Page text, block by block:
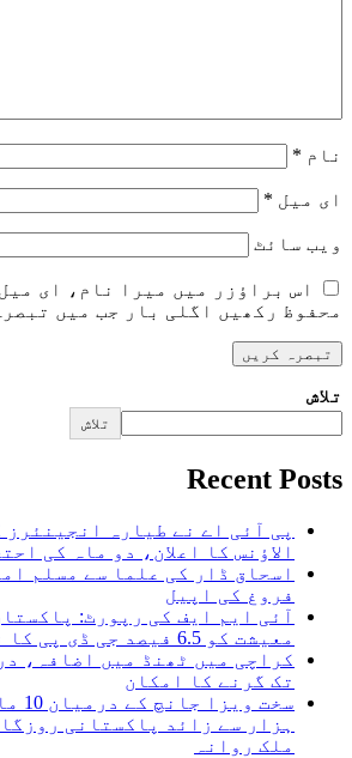
نام *
ای میل *
ویب‌ سائٹ
اس براؤزر میں میرا نام، ای
محفوظ رکھیں اگلی بار جب میں
تلاش
تلاش
Recent Posts
پی آئی اے نے طیارہ انجینئرز
الاؤنس کا اعلان، دو ماہ کی
اسحاق ڈار کی علما سے مسلم
فروغ کی اپیل
آئی ایم ایف کی رپورٹ:
معیشت کو 6.5 فیصد جی ڈی پی کا نقصان
تک گرنے کا امکان
ہزار سے زائد پاکستانی
ملک روانہ